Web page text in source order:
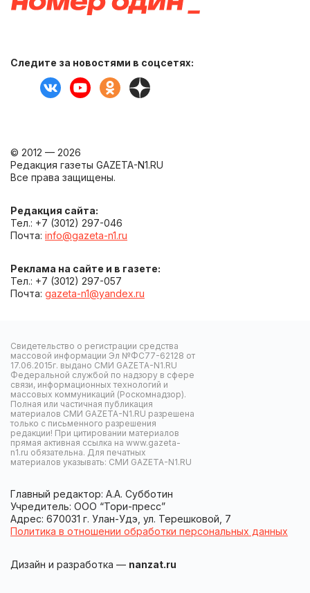
Следите за новостями в соцсетях:
© 2012 — 2026
Редакция газеты GAZETA-N1.RU
Все права защищены.
Редакция сайта:
Тел.: +7 (3012) 297-046
Почта: info@gazeta-n1.ru
Реклама на сайте и в газете:
Тел.: +7 (3012) 297-057
Почта: gazeta-n1@yandex.ru
Свидетельство о регистрации средства
массовой информации Эл №ФС77-62128 от
17.06.2015г. выдано СМИ GAZETA-N1.RU
Федеральной службой по надзору в сфере
связи, информационных технологий и
массовых коммуникаций (Роскомнадзор).
Полная или частичная публикация
материалов СМИ GAZETA-N1.RU разрешена
только с письменного разрешения
редакции! При цитировании материалов
прямая активная ссылка на www.gazeta-
n1.ru обязательна. Для печатных
материалов указывать: СМИ GAZETA-N1.RU
Главный редактор: А.А. Субботин
Учредитель: ООО “Тори-пресс”
Адрес: 670031 г. Улан-Удэ, ул. Терешковой, 7
Политика в отношении обработки персональных данных
Дизайн и разработка — nanzat.ru